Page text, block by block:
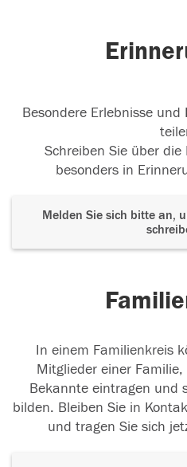
Besondere Erlebnisse
Schreiben Sie über
besonders in
Melden Sie sich bitte an,
In einem Familienkreis
Mitglieder einer
Bekannte eintragen und
bilden. Bleiben Sie in
und tragen Sie sich